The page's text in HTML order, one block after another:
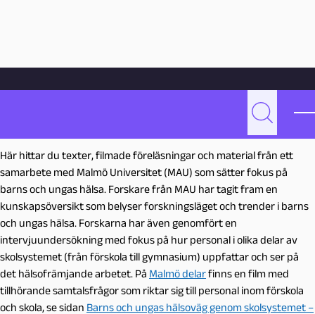
Hoppa till innehåll
e
d
a
g
o
g
M
a
l
m
ö
Sök
Barn och ungas hälsa
Här hittar du texter, filmade föreläsningar och material från ett
samarbete med Malmö Universitet (MAU) som sätter fokus på
barns och ungas hälsa. Forskare från MAU har tagit fram en
kunskapsöversikt som belyser forskningsläget och trender i barns
och ungas hälsa. Forskarna har även genomfört en
intervjuundersökning med fokus på hur personal i olika delar av
skolsystemet (från förskola till gymnasium) uppfattar och ser på
det hälsofrämjande arbetet. På Malmö delarfinns en film med
tillhörande samtalsfrågor som riktar sig till personal inom förskola
och skola, se sidan Barns och ungas hälsoväg genom skolsystemet –